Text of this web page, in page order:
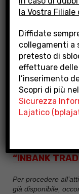
13/12/2024 –
euro 250.000
20/12/2024 –
euro 400.000
Inserimento
ottobre 2024
“INBANK
Per procedere
già disponibile,
la Vostra
Diffidate
collegamenti a
pretesto di
effettuare
l’inserimento
Scopri di più
Sicurezza
Lajatico